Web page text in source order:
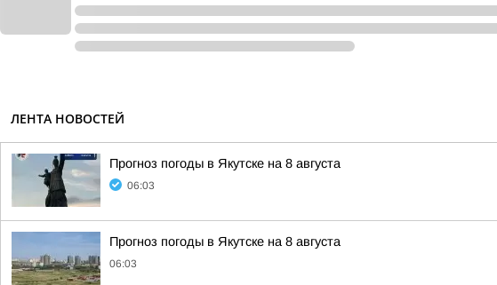
ЛЕНТА НОВОСТЕЙ
Прогноз погоды в Якутске на 8 августа
06:03
Прогноз погоды в Якутске на 8 августа
06:03